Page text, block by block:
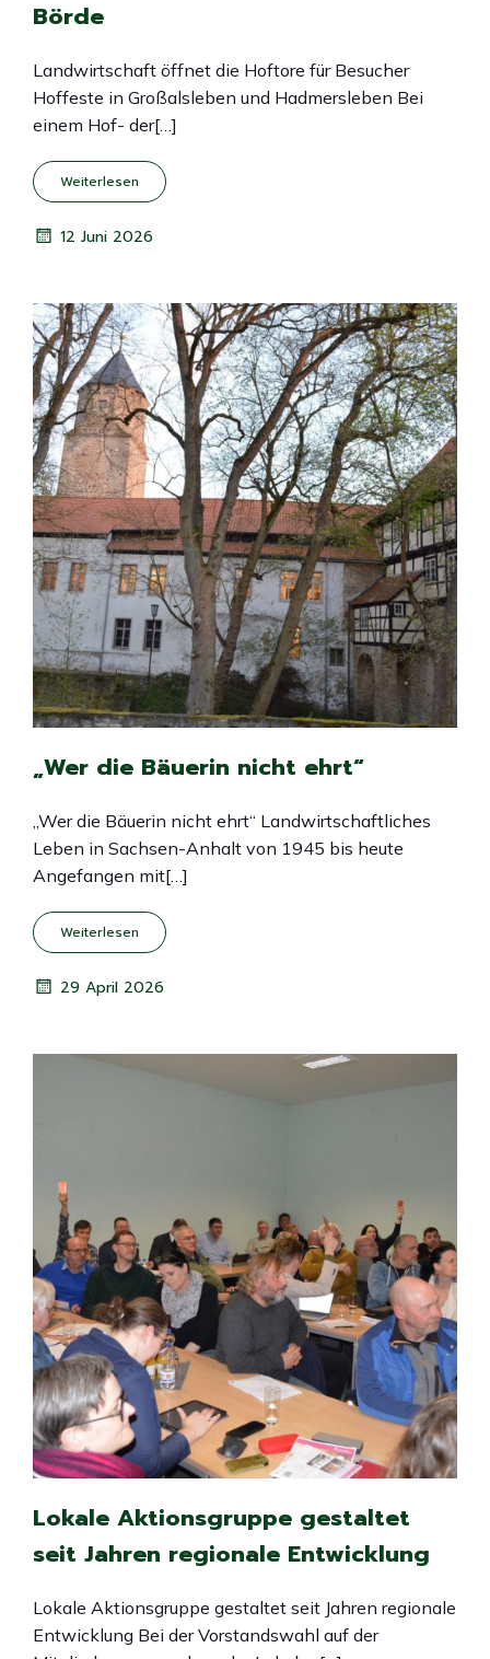
Börde
Landwirtschaft öffnet die Hoftore für Besucher
Hoffeste in Großalsleben und Hadmersleben Bei
einem Hof- der[…]
Weiterlesen
12 Juni 2026
„Wer die Bäuerin nicht ehrt“
„Wer die Bäuerin nicht ehrt“ Landwirtschaftliches
Leben in Sachsen-Anhalt von 1945 bis heute
Angefangen mit[…]
Weiterlesen
29 April 2026
Lokale Aktionsgruppe gestaltet
seit Jahren regionale Entwicklung
Lokale Aktionsgruppe gestaltet seit Jahren regionale
Entwicklung Bei der Vorstandswahl auf der